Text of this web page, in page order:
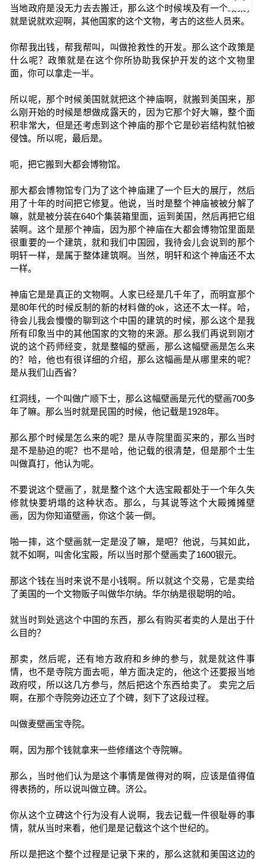
当地政府是没无力去去搬迁，那么这个时候埃及有一个政策，
就是说就欢迎啊，其他国家的这个文物，考古的这些人员来。
你帮我出钱，帮我帮叫，叫做抢救性的开发。那么这个政策是
什么呢？政策就是在这个你所协助我保护开发的这个文物里
面，你可以拿走一半。
所以呢，那个时候美国就就把这个神庙啊，就搬到美国来，那
么刚开始的时候是想做成露天的，因为它那个好大嘛，整个面
积非常大，但是还考虑到这个神庙的那个它是砂岩结构就怕被
侵蚀。所以呢，最后是。
呃，把它搬到大都会博物馆。
那大都会博物馆专门为了这个神庙建了一个巨大的展厅，然后
用了十年的时间把它修复。他说，当时是整个神庙被被分解了
嘛，就是被分装在640个集装箱里面，运到美国，然后再把它组
装啊。这个是那个神庙，因为那个神庙在大都会博物馆里面是
很重要的一个建筑，就和我们中国园，我待会儿会说到的那个
明轩一样，是属于整体建筑啊。当然，明轩和这个神庙还不太
一样。
神庙它是是真正的文物啊。人家已经是几千年了，而明宣那个
是80年代的时候反制的新的材料做的ok，这还不太一样。哈，
待会儿我会慢慢的聊到这个中国的建筑的时候，那么这个是我
所有印象当中的其他国家的文物的来源。那么我们再说到刚才
说的这个药师经变，就是整幅的壁画，那么这幅壁画是怎么来
的？哈，他也有很详细的介绍，那么这幅画是从哪里来的呢？
是从我们山西省？
红洞线，一个叫做广顺下士，那么这幅壁画是元代的壁画700多
年了嘛。那么当时就是民国的时候，他记载是1928年。
那么那个时候是怎么来的呢？是从寺院里面买来的，那么当时
是不是胁迫的呢？也不是哈，他记载的很清楚，但是那个士生
叫做真打，他认为呢。
不要说这个壁画了，就是整个这个大选宝殿都处于一个年久失
修就快要坍塌的这种状态。那么，与其说等这个大殿摊摊壁
画，因为你知道壁画，你这个装一倒。
啪一摔，这个壁画就一定是没了嘛，是吧？他说，与其如此，
就不如啊，叫舍化宝殿，所以当时那个壁画卖了1600银元。
那这个钱在当时来说不是小钱啊。所以就这个交易，它是卖给
了美国的一个文物贩子叫做华尔纳。华尔纳是很聪明的哈。
就当时到处逃这个中国的东西，那么有购买者卖的人是出于什
么目的？
那卖，然后呢，还有地方政府和乡绅的参与，就是就这件事
情，也不是寺院方面去呃，单方面决定的，他这个还要报当地
政府哎，所以这几方参与，然后把这个东西给卖了。 卖完之后
啊，在那个寺院旁边还立了个碑，刻下了这段过程。
叫做麦壁画宝寺院。
啊，因为那个钱就拿来一些修缮这个寺院嘛。
那么，当时他们认为是这个事情是做得对的啊，应该是值得值
得表扬的，所以说叫做立碑。济公。
你从这个立碑这个行为没有人说啊，我去记载一件很耻辱的事
情，就从当时来看，他们是是记载这个这个世纪的。
所以是把这个整个过程是记录下来的，那么这就和美国这边的